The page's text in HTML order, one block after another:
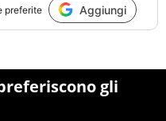
preferite Aggiungi
gli